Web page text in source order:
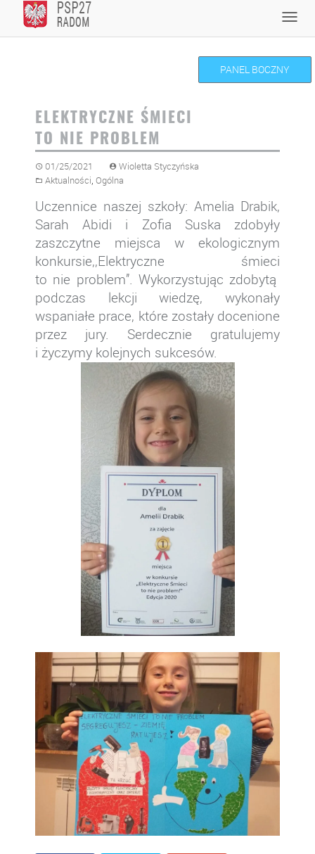
content
PANEL BOCZNY
ELEKTRYCZNE ŚMIECI
TO NIE PROBLEM
01/25/2021
Wioletta Styczyńska
Aktualności, Ogólna
Uczennice naszej szkoły: Amelia Drabik,
Sarah Abidi i Zofia Suska zdobyły
zaszczytne miejsca w ekologicznym
konkursie,,Elektryczne śmieci
to nie problem’’. Wykorzystując zdobytą
podczas lekcjiwiedzę, wykonały
wspaniałe prace, które zostały docenione
przez jury. Serdecznie gratulujemy
i życzymy kolejnych sukcesów.